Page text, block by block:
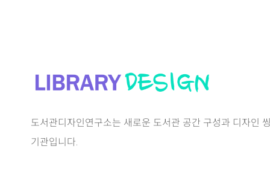
도서관디자인연구소는 새로운 도서관 공간 구성과 디자인
기관입니다.